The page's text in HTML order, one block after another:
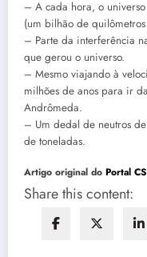
– A cada hora, o
(um bilhão de
– Parte da interferência
que gerou o universo.
– Mesmo viajando à
milhões de anos para ir
Andrômeda.
– Um dedal de neutros
de toneladas.
Artigo original do Portal
Share this content: